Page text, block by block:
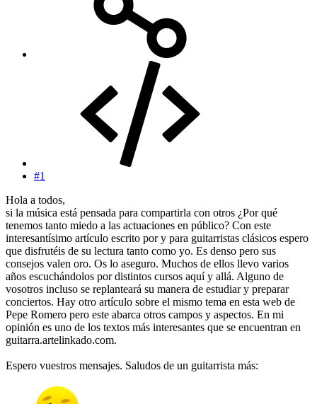
#1
Hola a todos,
si la música está pensada para compartirla con otros ¿Por qué
tenemos tanto miedo a las actuaciones en público? Con este
interesantísimo artículo escrito por y para guitarristas clásicos espero
que disfrutéis de su lectura tanto como yo. Es denso pero sus
consejos valen oro. Os lo aseguro. Muchos de ellos llevo varios
años escuchándolos por distintos cursos aquí y allá. Alguno de
vosotros incluso se replanteará su manera de estudiar y preparar
conciertos. Hay otro artículo sobre el mismo tema en esta web de
Pepe Romero pero este abarca otros campos y aspectos. En mi
opinión es uno de los textos más interesantes que se encuentran en
guitarra.artelinkado.com.
Espero vuestros mensajes. Saludos de un guitarrista más: